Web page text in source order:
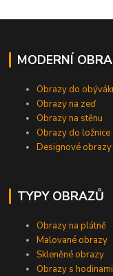
MODERNÍ
Obrazy do
Obrazy na zeď
Obrazy na stěnu
Obrazy do ložnice
Designové obrazy
TYPY OBRAZŮ
Obrazy na plátně
Malované obrazy
Skleněné obrazy
Obrazy s hodinami